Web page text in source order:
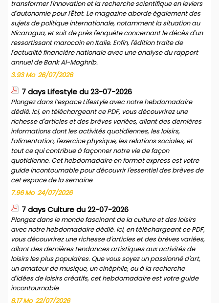
transformer l'innovation et la recherche scientifique en leviers
d'autonomie pour l'État. Le magazine aborde également des
sujets de politique internationale, notamment la situation au
Nicaragua, et suit de près l'enquête concernant le décès d'un
ressortissant marocain en Italie. Enfin, l'édition traite de
l'actualité financière nationale avec une analyse du rapport
annuel de Bank Al-Maghrib.
3.93 Mo 26/07/2026
7 days Lifestyle du 23-07-2026
Plongez dans l’espace Lifestyle avec notre hebdomadaire
dédié. Ici, en téléchargeant ce PDF, vous découvrirez une
richesse d'articles et des brèves variées, allant des dernières
informations dont les activités quotidiennes, les loisirs,
l'alimentation, l'exercice physique, les relations sociales, et
tout ce qui contribue à façonner notre vie de façon
quotidienne. Cet hebdomadaire en format express est votre
guide incontournable pour découvrir l'essentiel des brèves de
cet espace de la semaine
7.96 Mo 24/07/2026
7 days Culture du 22-07-2026
Plongez dans le monde fascinant de la culture et des loisirs
avec notre hebdomadaire dédié. Ici, en téléchargeant ce PDF,
vous découvrirez une richesse d'articles et des brèves variées,
allant des dernières tendances artistiques aux activités de
loisirs les plus populaires. Que vous soyez un passionné d'art,
un amateur de musique, un cinéphile, ou à la recherche
d'idées de loisirs créatifs, cet hebdomadaire est votre guide
incontournable
8.17 Mo 22/07/2026